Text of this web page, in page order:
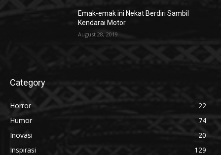
Emak-emak ini Nekat Berdiri Sambil
Kendarai Motor
August 28, 2019
Category
Horror
22
Humor
74
Inovasi
20
Inspirasi
129